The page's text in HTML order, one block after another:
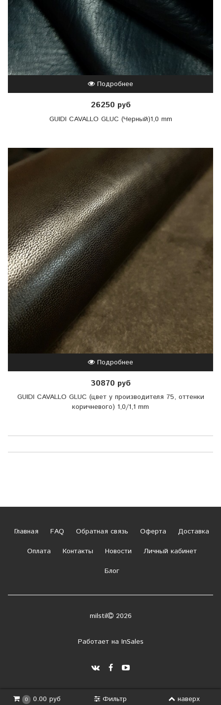
Подробнее
26250 руб
GUIDI CAVALLO GLUC (Черный)1,0 mm
Подробнее
30870 руб
GUIDI CAVALLO GLUC (цвет у производителя 75, оттенки
коричневого) 1,0/1,1 mm
Главная FAQ Обратная связь Оферта
Доставка
Оплата
Контакты Новости
Личный кабинет
Блог
milstil 2026
Работает на InSales
0 0.00 руб Фильтр наверх